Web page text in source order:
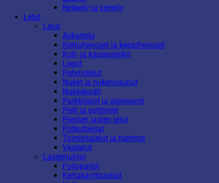
Retkeily ja veneily
Lelut
Lelut
Askartelu
Keinuhevoset ja keppihevoset
Koti- ja kauppaleikit
Legot
Pehmolelut
Nuket ja nukenvaunut
Nukkekodit
Parkkitalot ja ajoneuvot
Pelit ja soittimet
Pienten lasten lelut
Potkuttelijat
Toimintalelut ja hahmot
Vesilelut
Lastenjuhlat
Foliopallot
Kertakäyttöastiat